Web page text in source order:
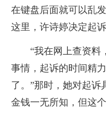
在键盘后面就可以乱
这里，许诗婷决定起诉
“我在网上查资料
事情，起诉的时间精
了。”那时，她对起诉
金钱一无所知，但这